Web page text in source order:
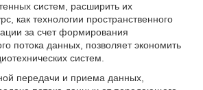
систем, расширить их
как технологии пространственного
за счет формирования
потока данных, позволяет экономить
систем.
передачи и приема данных,